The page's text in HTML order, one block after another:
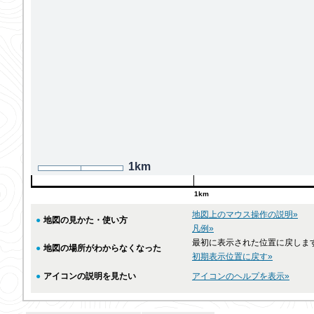
1km
1km
● 地図の見かた・使い方
地図上のマウス操作の説明»
凡例»
● 地図の場所がわからなくなった
最初に表示された位置に戻しま
初期表示位置に戻す»
● アイコンの説明を見たい アイコンのヘルプを表示»